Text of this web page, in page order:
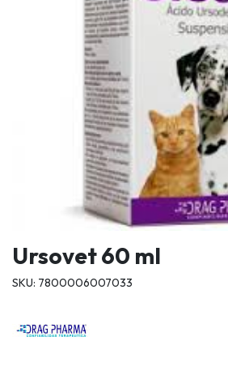
Ursovet 60 ml
SKU: 7800006007033